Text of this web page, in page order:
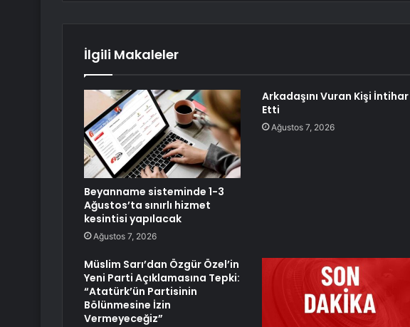
İlgili Makaleler
Beyanname sisteminde 1-3
Ağustos’ta sınırlı hizmet
kesintisi yapılacak
Ağustos 7, 2026
Arkadaşını Vuran Kişi İntihar
Etti
Ağustos 7, 2026
Müslim Sarı’dan Özgür Özel’in
Yeni Parti Açıklamasına Tepki:
“Atatürk’ün Partisinin
Bölünmesine İzin
Vermeyeceğiz”